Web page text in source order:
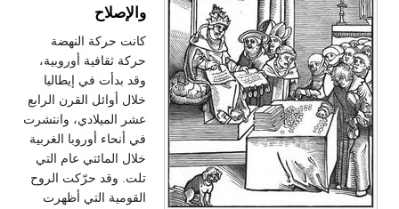
والإصلاح
كانت حركة النهضة
حركة ثقافية أوروبية،
وقد بدأت في إيطاليا
خلال أوائل القرن الرابع
عشر الميلادي، وانتشرت
في أنحاء أوروبا الغربية
خلال المائتي عام التي
تلت. وقد حرّكت الروح
القومية التي أظهرت